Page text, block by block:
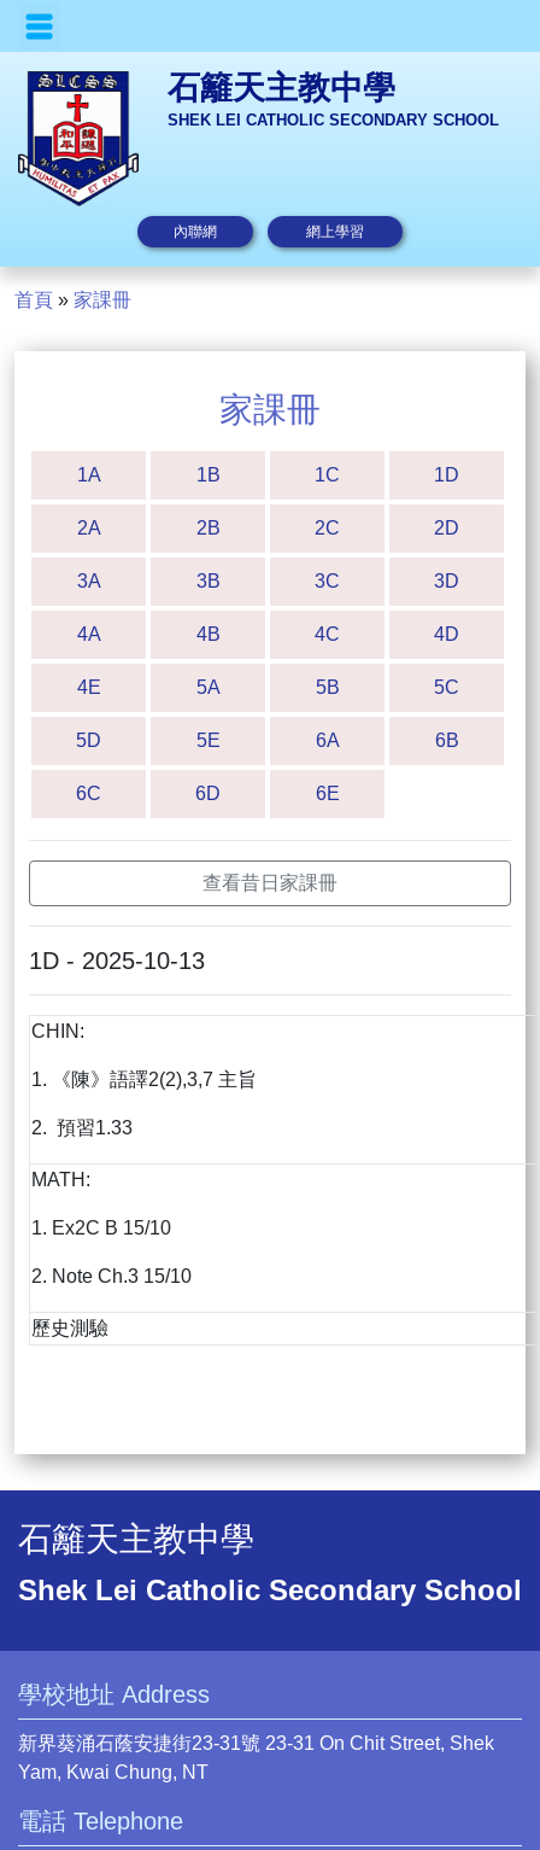
石籬天主教中學
SHEK LEI CATHOLIC SECONDARY SCHOOL
內聯網 網上學習
首頁 » 家課冊
家課冊
1A 1B 1C 1D
2A 2B 2C 2D
3A 3B 3C 3D
4A 4B 4C 4D
4E 5A 5B 5C
5D 5E 6A 6B
6C 6D 6E
查看昔日家課冊
1D - 2025-10-13
CHIN:
1. 《陳》語譯2(2),3,7 主旨
2. 預習1.33
MATH:
1. Ex2C B 15/10
2. Note Ch.3 15/10
歷史測驗
石籬天主教中學
Shek Lei Catholic Secondary School
學校地址 Address
新界葵涌石蔭安捷街23-31號 23-31 On Chit Street, Shek
Yam, Kwai Chung, NT
電話 Telephone